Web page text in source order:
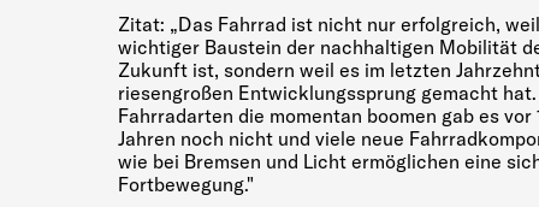
Zitat: „Das Fahrrad ist nicht nur erfolgreich,
wichtiger Baustein der nachhaltigen Mobilität
Zukunft ist, sondern weil es im letzten
riesengroßen Entwicklungssprung gemacht
Fahrradarten die momentan boomen gab es vor
Jahren noch nicht und viele neue
wie bei Bremsen und Licht ermöglichen eine
Fortbewegung."